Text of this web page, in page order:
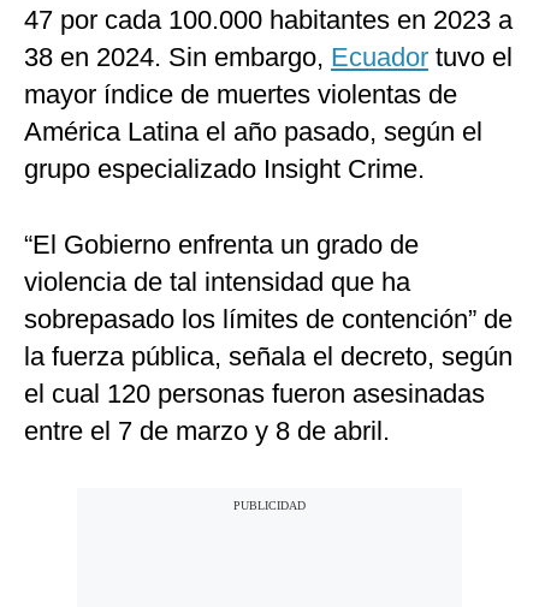
47 por cada 100.000 habitantes en 2023 a
38 en 2024. Sin embargo, Ecuador tuvo el
mayor índice de muertes violentas de
América Latina el año pasado, según el
grupo especializado Insight Crime.
“El Gobierno enfrenta un grado de
violencia de tal intensidad que ha
sobrepasado los límites de contención” de
la fuerza pública, señala el decreto, según
el cual 120 personas fueron asesinadas
entre el 7 de marzo y 8 de abril.